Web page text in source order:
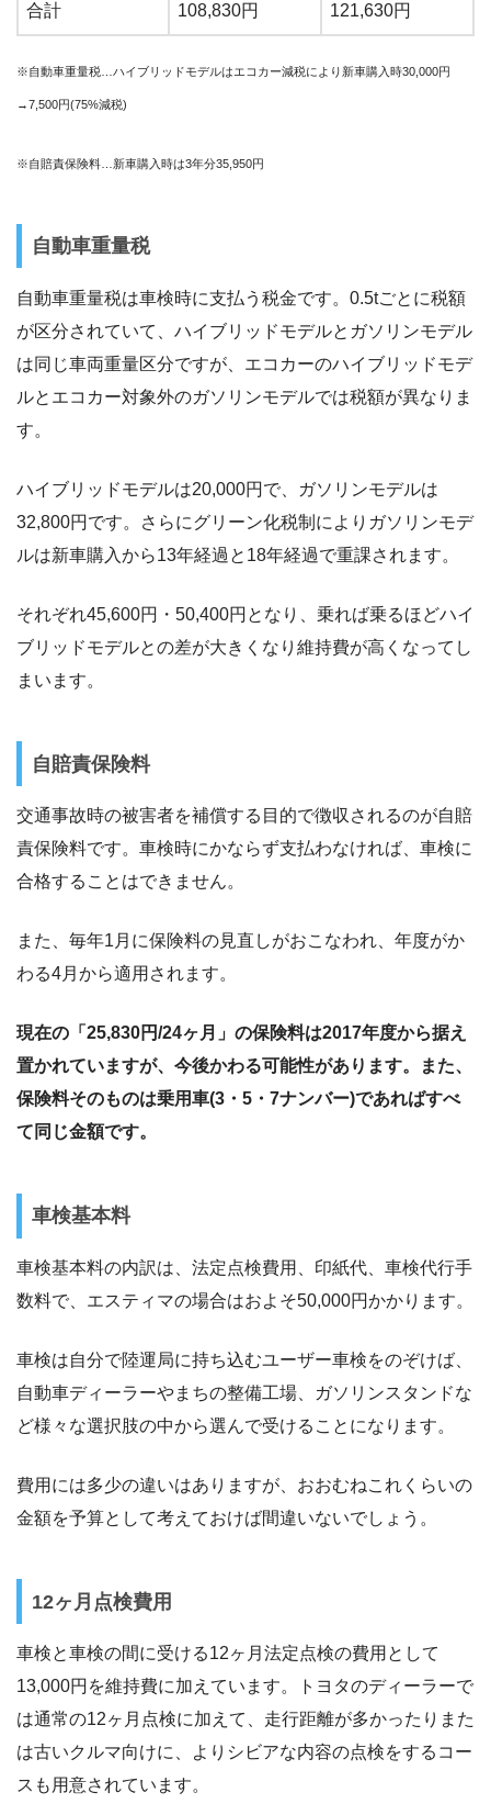
合計 108,830円 121,630円
※自動車重量税…ハイブリッドモデルはエコカー減税により新車購入時30,000円
→7,500円(75%減税)
※自賠責保険料…新車購入時は3年分35,950円
自動車重量税
自動車重量税は車検時に支払う税金です。0.5tごとに税額
が区分されていて、ハイブリッドモデルとガソリンモデル
は同じ車両重量区分ですが、エコカーのハイブリッドモデ
ルとエコカー対象外のガソリンモデルでは税額が異なりま
す。
ハイブリッドモデルは20,000円で、ガソリンモデルは
32,800円です。さらにグリーン化税制によりガソリンモデ
ルは新車購入から13年経過と18年経過で重課されます。
それぞれ45,600円・50,400円となり、乗れば乗るほどハイ
ブリッドモデルとの差が大きくなり維持費が高くなってし
まいます。
自賠責保険料
交通事故時の被害者を補償する目的で徴収されるのが自賠
責保険料です。車検時にかならず支払わなければ、車検に
合格することはできません。
また、毎年1月に保険料の見直しがおこなわれ、年度がか
わる4月から適用されます。
現在の「25,830円/24ヶ月」の保険料は2017年度から据え
置かれていますが、今後かわる可能性があります。また、
保険料そのものは乗用車(3・5・7ナンバー)であればすべ
て同じ金額です。
車検基本料
車検基本料の内訳は、法定点検費用、印紙代、車検代行手
数料で、エスティマの場合はおよそ50,000円かかります。
車検は自分で陸運局に持ち込むユーザー車検をのぞけば、
自動車ディーラーやまちの整備工場、ガソリンスタンドな
ど様々な選択肢の中から選んで受けることになります。
費用には多少の違いはありますが、おおむねこれくらいの
金額を予算として考えておけば間違いないでしょう。
12ヶ月点検費用
車検と車検の間に受ける12ヶ月法定点検の費用として
13,000円を維持費に加えています。トヨタのディーラーで
は通常の12ヶ月点検に加えて、走行距離が多かったりまた
は古いクルマ向けに、よりシビアな内容の点検をするコー
スも用意されています。